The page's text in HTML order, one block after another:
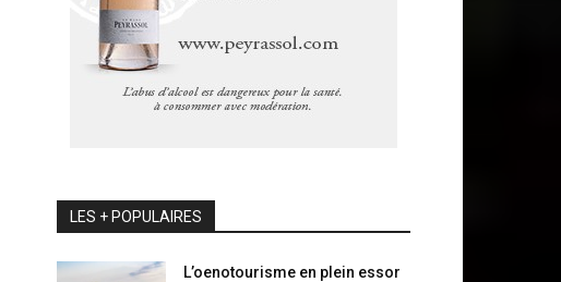
LES + POPULAIRES
L’oenotourisme en plein essor